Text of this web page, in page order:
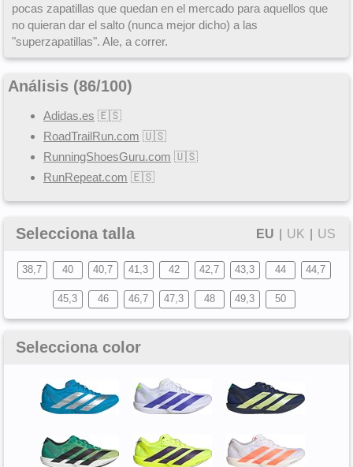
pocas zapatillas que quedan en el mercado para aquellos que
no quieran dar el salto (nunca mejor dicho) a las
"superzapatillas". Ale, a correr.
Análisis (86/100)
Adidas.es 🇪🇸
RoadTrailRun.com 🇺🇸
RunningShoesGuru.com 🇺🇸
RunRepeat.com 🇪🇸
Selecciona talla EU UK US
38,7 40 40,7 41,3 42 42,7 43,3 44 44,7
45,3 46 46,7 47,3 48 49,3 50
Selecciona color